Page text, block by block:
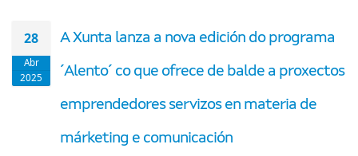
28
Abr
2025
A Xunta lanza a nova edición do programa
´Alento´ co que ofrece de balde a proxectos
emprendedores servizos en materia de
márketing e comunicación